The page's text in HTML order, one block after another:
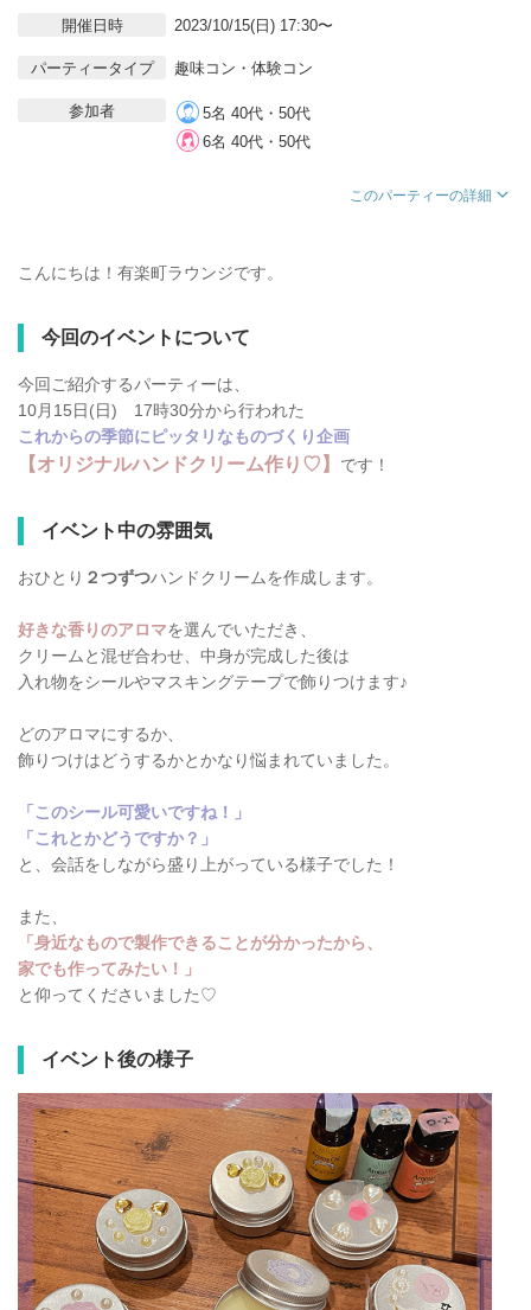
開催日時 2023/10/15(日) 17:30〜
パーティータイプ 趣味コン・体験コン
参加者
5名 40代・50代
6名 40代・50代
このパーティーの詳細
こんにちは！有楽町ラウンジです。
今回のイベントについて
今回ご紹介するパーティーは、
10月15日(日) 17時30分から行われた
これからの季節にピッタリなものづくり企画
【オリジナルハンドクリーム作り♡】 です！
イベント中の雰囲気
おひとり ２つずつハンドクリームを作成します。
好きな香りのアロマを選んでいただき、
クリームと混ぜ合わせ、中身が完成した後は
入れ物をシールやマスキングテープで飾りつけます♪
どのアロマにするか、
飾りつけはどうするかとかなり悩まれていました。
「このシール可愛いですね！」
「これとかどうですか？」
と、会話をしながら盛り上がっている様子でした！
また、
「身近なもので製作できることが分かったから、
家でも作ってみたい！」
と仰ってくださいました♡
イベント後の様子